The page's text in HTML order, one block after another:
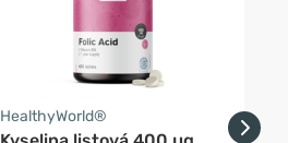
HealthyWorld®